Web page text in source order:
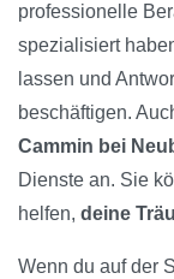
professionelle
spezialisiert
lassen und
beschäftigen.
Cammin bei
Dienste an. Sie
helfen, deine
Wenn du auf der